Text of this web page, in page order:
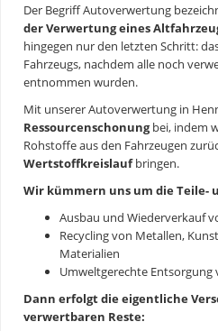
Der BegriffAutoverwertung
der Verwertung eines
hingegen nur den letzten Schritt:
Fahrzeugs, nachdem alle noch
entnommen wurden.
Mit unsererAutoverwertung in
Ressourcenschonungbei, indem
Rohstoffe aus den Fahrzeugen
Wertstoffkreislaufbringen.
Wir kümmern uns um die Teile-
Ausbau und Wiederverkauf
Recycling von Metallen,
Materialien
Umweltgerechte Entsorgung
Dann erfolgt die eigentliche
verwertbaren Reste: